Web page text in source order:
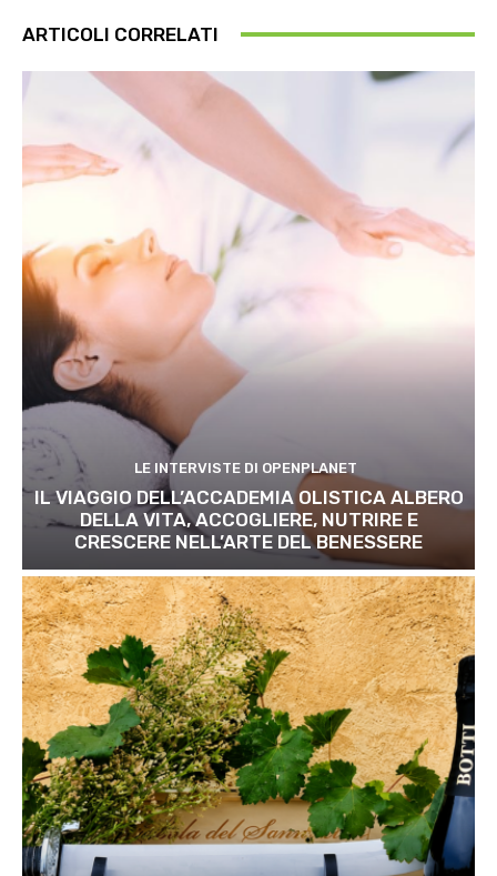
ARTICOLI CORRELATI
LE INTERVISTE DI OPENPLANET
IL VIAGGIO DELL’ACCADEMIA OLISTICA ALBERO
DELLA VITA, ACCOGLIERE, NUTRIRE E
CRESCERE NELL’ARTE DEL BENESSERE